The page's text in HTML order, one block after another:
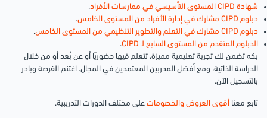
شهادة CIPD المستوى التأسيسي في ممارسات الأفراد
.
دبلوم CIPD مشارك في إدارة الأفراد من المستوى الخامس
.
دبلوم CIPD مشارك في التعلم والتطوير التنظيمي من المستوى الخامس
.
الدبلوم المتقدم من المستوى السابع لـ CIPD
.
بكه تضمن لك تجربة تعليمية مميزة، تتعلم فيها حضوريًا أو عن بُعد أو من خلال
الدراسة الذاتية، ومع أفضل المدربين المعتمدين في المجال. اغتنم الفرصة وبادر
بالتسجيل الآن.
تابع معنا أقوى العروض والخصومات على مختلف الدورات التدريبية.